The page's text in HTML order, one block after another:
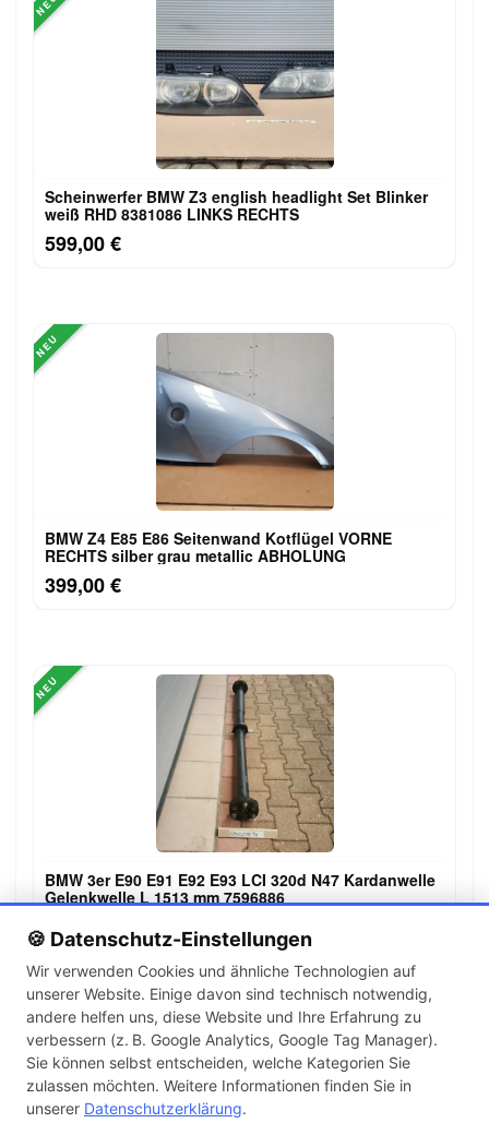
🍪 Datenschutz-Einstellungen
Wir verwenden Cookies und ähnliche Technologien auf
unserer Website. Einige davon sind technisch notwendig,
andere helfen uns, diese Website und Ihre Erfahrung zu
verbessern (z. B. Google Analytics, Google Tag Manager).
Sie können selbst entscheiden, welche Kategorien Sie
zulassen möchten. Weitere Informationen finden Sie in
unserer Datenschutzerklärung.
Scheinwerfer BMW Z3 english headlight Set Blinker
weiß RHD 8381086 LINKS RECHTS
599,00 €
NEU
BMW Z4 E85 E86 Seitenwand Kotflügel VORNE
RECHTS silber grau metallic ABHOLUNG
399,00 €
NEU
BMW 3er E90 E91 E92 E93 LCI 320d N47 Kardanwelle
Gelenkwelle L 1513 mm 7596886
149,00 €
← 1 2 3 … 143 →
Artikel pro Seite